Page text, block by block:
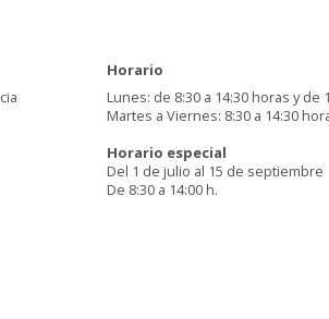
Horario
Lunes: de 8:30 a 14:30 horas y de
Martes a Viernes: 8:30 a 14:30
Horario especial
Del 1 de julio al 15 de septiembre
De 8:30 a 14:00 h.